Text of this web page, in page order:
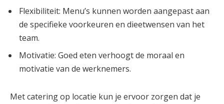
Flexibiliteit: Menu’s kunnen worden aangepast aan
de specifieke voorkeuren en dieetwensen van het
team.
Motivatie: Goed eten verhoogt de moraal en
motivatie van de werknemers.
Met catering op locatie kun je ervoor zorgen dat je